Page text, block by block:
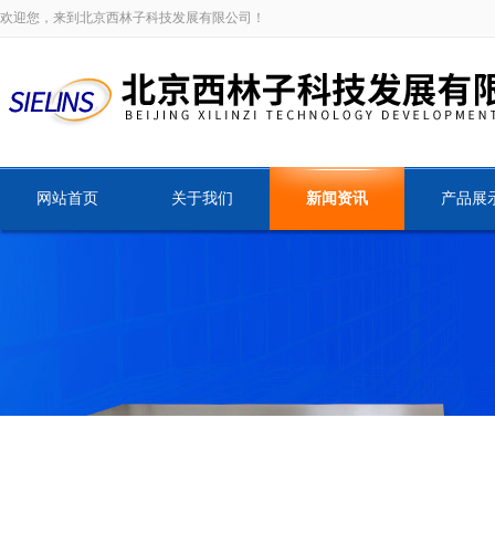
欢迎您，来到北京西林子科技发展有限公司！
网站首页 关于我们 新闻资讯 产品展